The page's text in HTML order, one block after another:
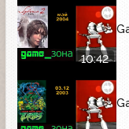
10:42